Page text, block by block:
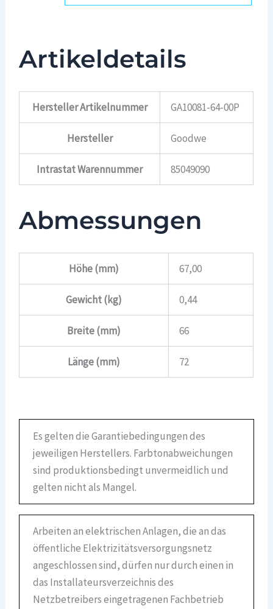
Artikeldetails
Hersteller Artikelnummer GA10081-64-00P
Hersteller Goodwe
Intrastat Warennummer 85049090
Abmessungen
Höhe (mm) 67,00
Gewicht (kg) 0,44
Breite (mm) 66
Länge (mm) 72
Es gelten die Garantiebedingungen des
jeweiligen Herstellers. Farbtonabweichungen
sind produktionsbedingt unvermeidlich und
gelten nicht als Mangel.
Arbeiten an elektrischen Anlagen, die an das
öffentliche Elektrizitätsversorgungsnetz
angeschlossen sind, dürfen nur durch einen in
das Installateursverzeichnis des
Netzbetreibers eingetragenen Fachbetrieb